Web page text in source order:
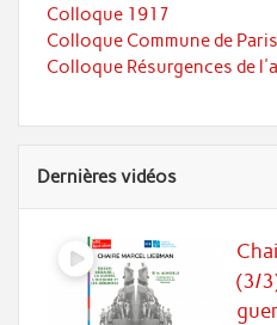
Colloque 1917
Colloque Commune de Paris
Colloque Résurgences de
Dernières vidéos
(3/